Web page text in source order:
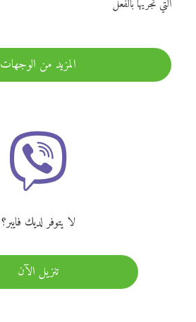
التي تجريها بالفعل
المزيد من الوجهات
لا يتوفر لديك فايبر؟
تنزيل الآن